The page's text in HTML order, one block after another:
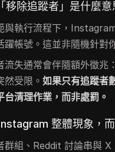
移除追蹤者」是什麼意
與執行流程下，
帳號。這並非隨機針對
流失通常會伴隨額外徵兆
然受限。如果只有追蹤者
清理作業，而非處罰。
整體現象，
群組、Reddit 討論串與